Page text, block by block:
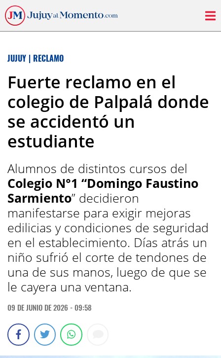
JUJUY | RECLAMO
Fuerte reclamo en el
colegio de Palpalá donde
se accidentó un
estudiante
Alumnos de distintos cursos del
Colegio N°1 “Domingo Faustino
Sarmiento” decidieron
manifestarse para exigir mejoras
edilicias y condiciones de seguridad
en el establecimiento. Días atrás un
niño sufrió el corte de tendones de
una de sus manos, luego de que se
le cayera una ventana.
09 DE JUNIO DE 2026 - 09:58